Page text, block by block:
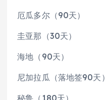
厄瓜多尔（90天）
圭亚那（30天）
海地（90天）
尼加拉瓜（落地签90天）
秘鲁（180天）